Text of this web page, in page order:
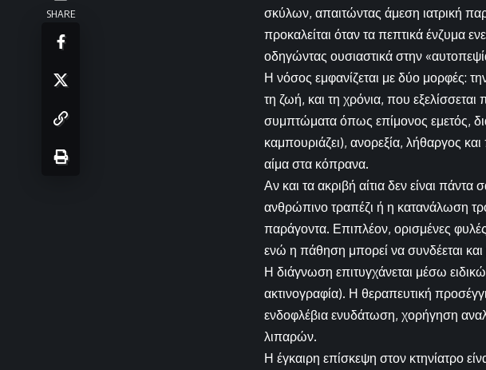
SHARE
σκύλων, απαιτώντας άμεση ιατρική
προκαλείται όταν τα πεπτικά ένζυμα
οδηγώντας ουσιαστικά στην
Η νόσος εμφανίζεται με δύο μορφές:
τη ζωή, και τη χρόνια, που εξελίσσεται
συμπτώματα όπως επίμονος εμετός,
καμπουριάζει), ανορεξία, λήθαργος
αίμα στα κόπρανα.
Αν και τα ακριβή αίτια δεν είναι
ανθρώπινο τραπέζι ή η κατανάλωση
παράγοντα. Επιπλέον, ορισμένες
ενώ η πάθηση μπορεί να συνδέεται
Η διάγνωση επιτυγχάνεται μέσω
ακτινογραφία). Η θεραπευτική
ενδοφλέβια ενυδάτωση, χορήγηση
λιπαρών.
Η έγκαιρη επίσκεψη στον κτηνίατρο